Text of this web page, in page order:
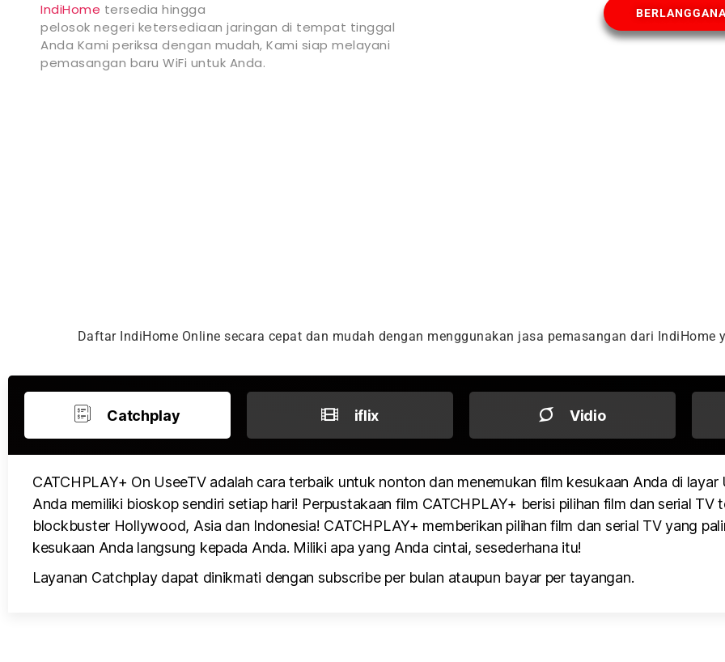
IndiHome tersedia hingga
pelosok negeri ketersediaan jaringan di tempat tinggal
Anda Kami periksa dengan mudah, Kami siap melayani
pemasangan baru WiFi untuk Anda.
Daftar IndiHome Online secara cepat dan mudah dengan menggunakan jasa pemasangan dari IndiHome
Catchplay iflix Vidio
CATCHPLAY+ On UseeTV adalah cara terbaik untuk nonton dan menemukan film kesukaan Anda di layar
Anda memiliki bioskop sendiri setiap hari! Perpustakaan film CATCHPLAY+ berisi pilihan film dan serial TV
blockbuster Hollywood, Asia dan Indonesia! CATCHPLAY+ memberikan pilihan film dan serial TV yang
kesukaan Anda langsung kepada Anda. Miliki apa yang Anda cintai, sesederhana itu!
Layanan Catchplay dapat dinikmati dengan subscribe per bulan ataupun bayar per tayangan.